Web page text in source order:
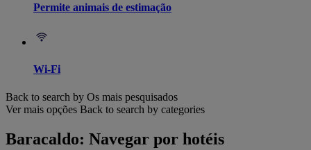
Permite animais de estimação
Wi-Fi
Back to search by Os mais pesquisados
Ver mais opções Back to search by categories
Baracaldo: Navegar por hotéis